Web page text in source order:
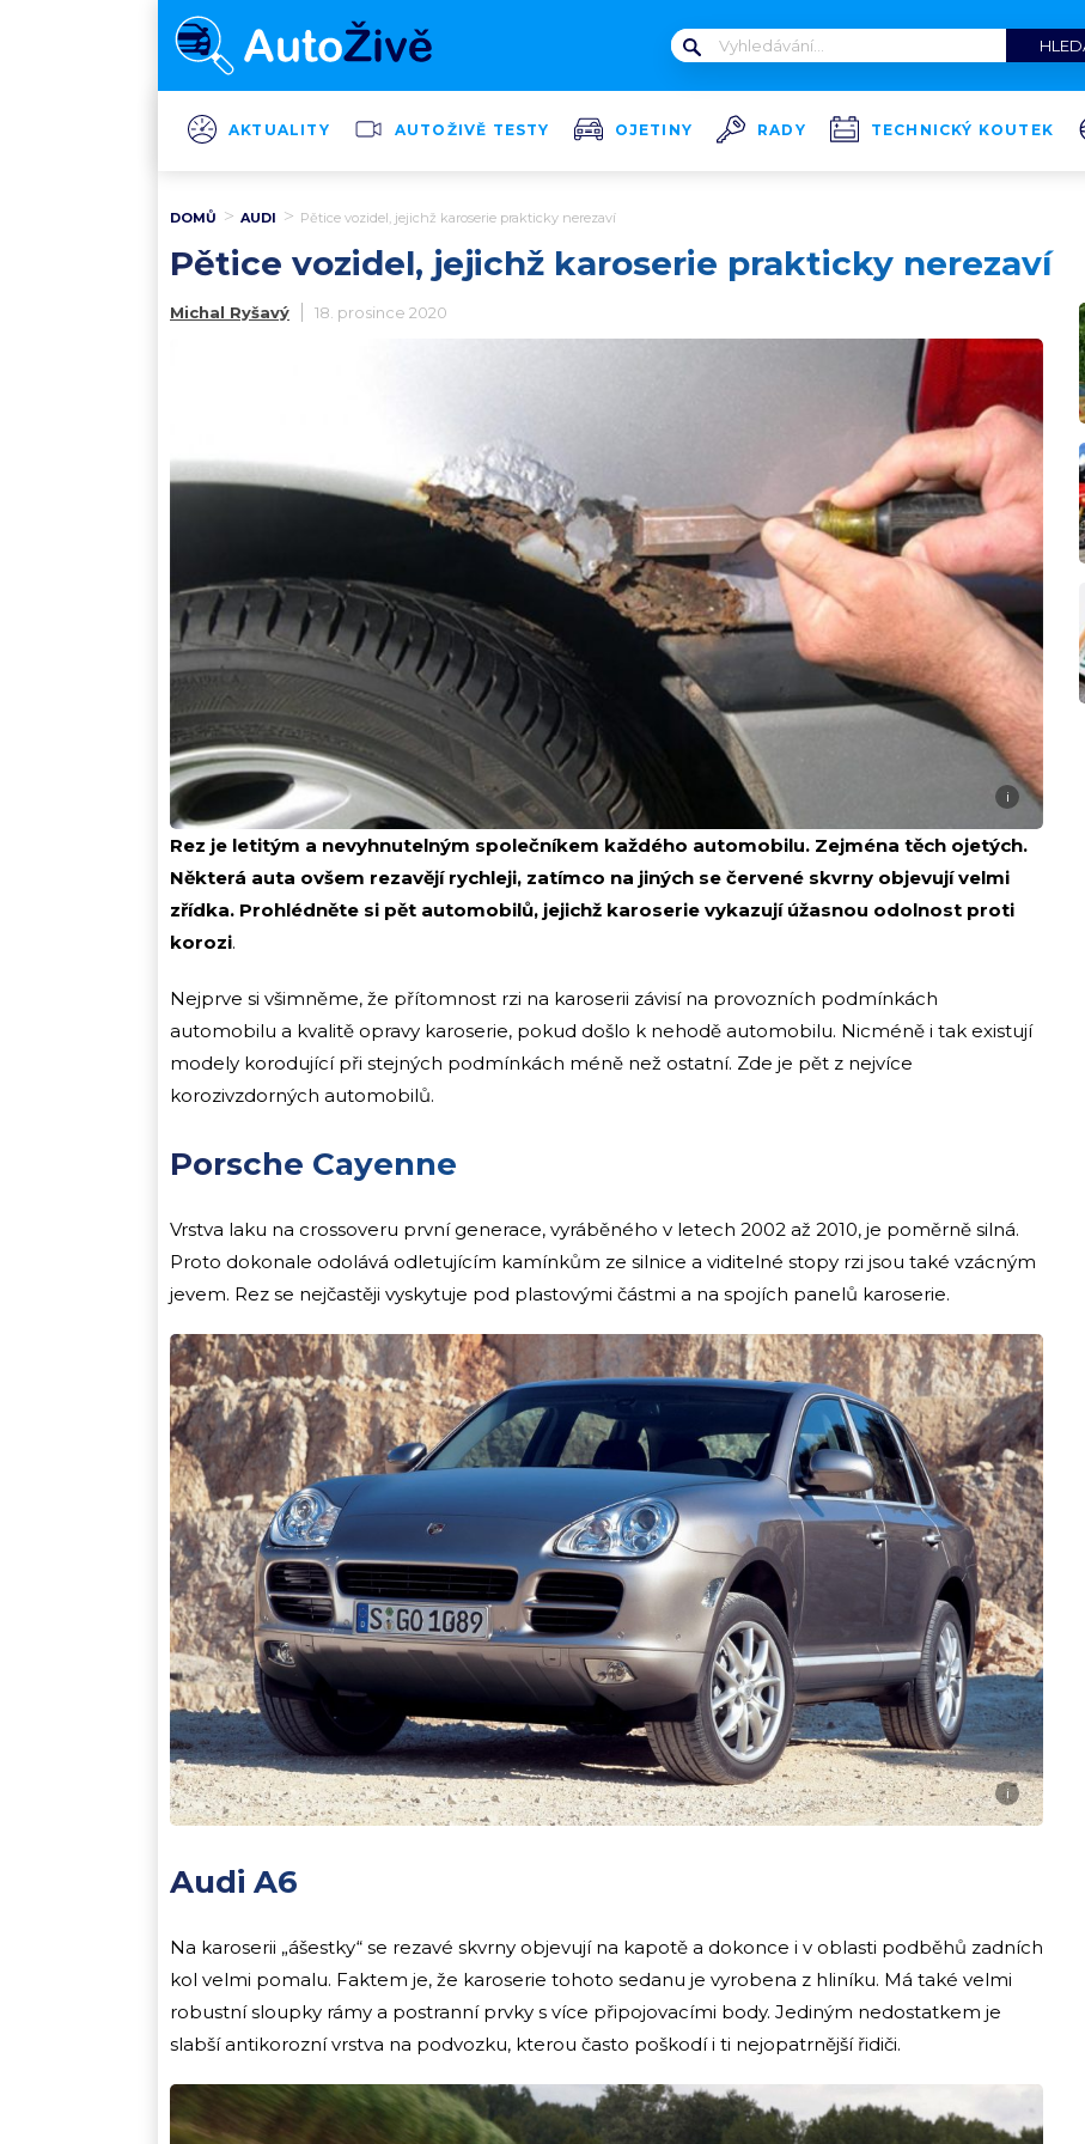
AKTUALITY AUTOŽIVĚ TESTY OJETINY RADY TECHNICKÝ KOUTEK
DOMŮ AUDI Pětice vozidel, jejichž karoserie prakticky nerezaví
Pětice vozidel, jejichž karoserie prakticky nerezaví
Michal Ryšavý 18. prosince 2020
i
Rez je letitým a nevyhnutelným společníkem každého automobilu. Zejména těch ojetých.
Některá auta ovšem rezavějí rychleji, zatímco na jiných se červené skvrny objevují velmi
zřídka. Prohlédněte si pět automobilů, jejichž karoserie vykazují úžasnou odolnost proti
korozi.
Nejprve si všimněme, že přítomnost rzi na karoserii závisí na provozních podmínkách
automobilu a kvalitě opravy karoserie, pokud došlo k nehodě automobilu. Nicméně i tak existují
modely korodující při stejných podmínkách méně než ostatní. Zde je pět z nejvíce
korozivzdorných automobilů.
Porsche Cayenne
Vrstva laku na crossoveru první generace, vyráběného v letech 2002 až 2010, je poměrně silná.
Proto dokonale odolává odletujícím kamínkům ze silnice a viditelné stopy rzi jsou také vzácným
jevem. Rez se nejčastěji vyskytuje pod plastovými částmi a na spojích panelů karoserie.
i
Audi A6
Na karoserii „ášestky“ se rezavé skvrny objevují na kapotě a dokonce i v oblasti podběhů zadních
kol velmi pomalu. Faktem je, že karoserie tohoto sedanu je vyrobena z hliníku. Má také velmi
robustní sloupky rámy a postranní prvky s více připojovacími body. Jediným nedostatkem je
slabší antikorozní vrstva na podvozku, kterou často poškodí i ti nejopatrnější řidiči.